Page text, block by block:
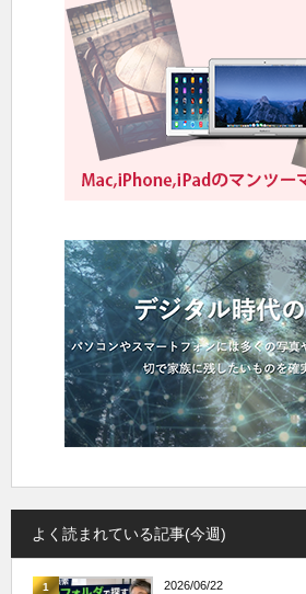
よく読まれている記事(今週)
1 2026/06/22